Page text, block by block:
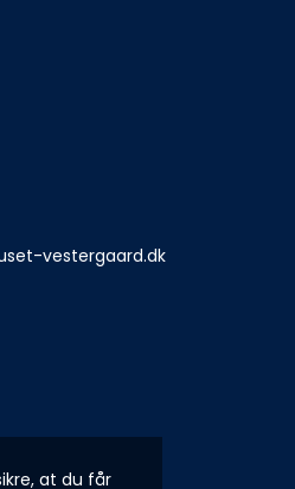
at du får
vestergaard.dk